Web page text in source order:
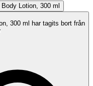
300 ml har tagits bort från